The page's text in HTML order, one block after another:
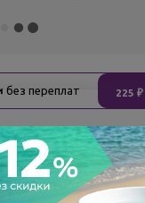
без переплат 225 ₽
Поделиться